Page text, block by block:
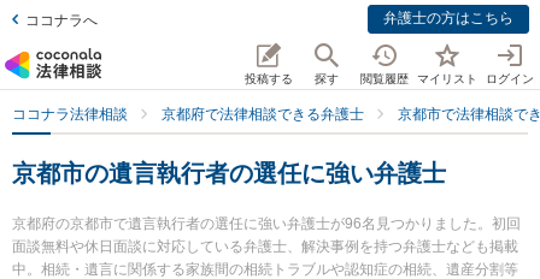
ココナラへ 弁護士の方はこちら
投稿する 探す 閲覧履歴 マイリスト ログイン
ココナラ法律相談 京都府で法律相談できる弁護士 京都市で法律相談で
京都市の遺言執行者の選任に強い弁護士
京都府の京都市で遺言執行者の選任に強い弁護士が96名見つかりました。初回
面談無料や休日面談に対応している弁護士、解決事例を持つ弁護士なども掲載
中。相続・遺言に関係する家族間の相続トラブルや認知症の相続、遺産分割等